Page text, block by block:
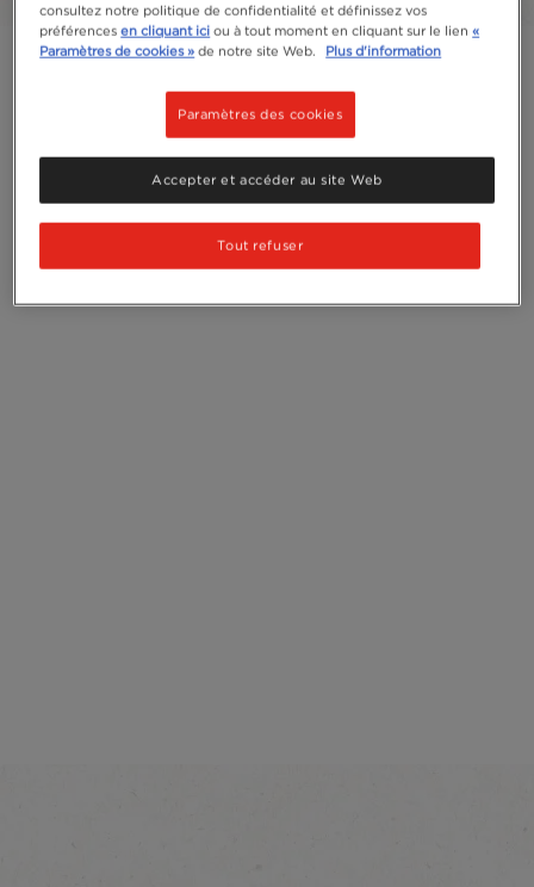
consultez notre politique de confidentialité et définissez vos
préférencesen cliquant ici ou à tout moment en cliquant sur le lien«
Paramètres de cookies » de notre site Web. Plus d'information
Paramètres des cookies
Tout refuser
Accepter et accéder au site Web